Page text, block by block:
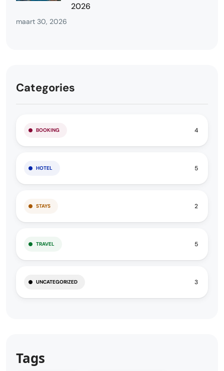
2026
maart 30, 2026
Categories
BOOKING 4
HOTEL 5
STAYS 2
TRAVEL 5
UNCATEGORIZED 3
Tags